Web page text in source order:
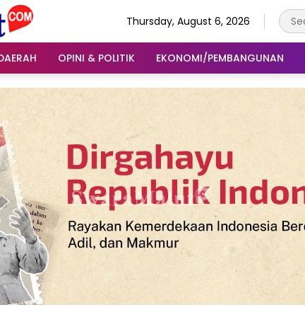
Thursday, August 6, 2026
OPINI & POLITIK EKONOMI/PEMBANGUNAN